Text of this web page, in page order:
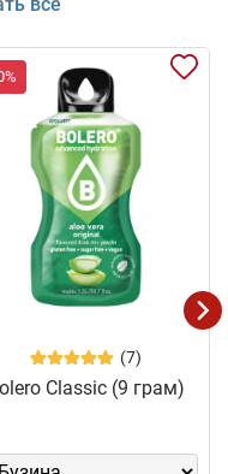
(7)
Classic (9 грам)